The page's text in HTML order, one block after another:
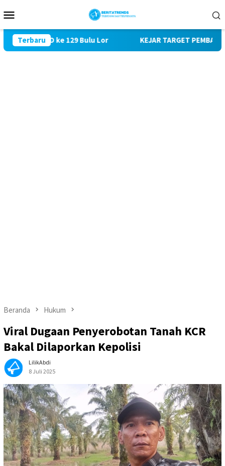
ke
Mobile
Terbaru
ke 129 Bulu Lor KEJAR TARGET PEMBANGUNAN
Beranda Hukum
Viral Dugaan Penyerobotan Tanah KCR
Bakal Dilaporkan Kepolisi
LilikAbdi
8 Juli 2025